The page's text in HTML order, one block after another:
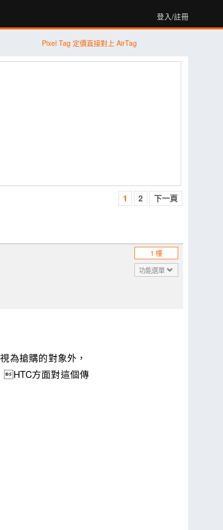
登入/註冊
Pixel Tag 定價直接對上 AirTag
1 2 下一頁
1 樓
功能選單
為搶購的對象外，
HTC方面對這個傳